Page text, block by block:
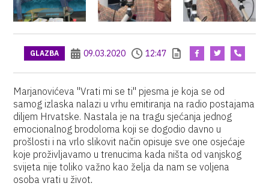
GLAZBA 09.03.2020 12:47
Marjanovićeva "Vrati mi se ti" pjesma je koja se od
samog izlaska nalazi u vrhu emitiranja na radio postajama
diljem Hrvatske. Nastala je na tragu sjećanja jednog
emocionalnog brodoloma koji se dogodio davno u
prošlosti i na vrlo slikovit način opisuje sve one osjećaje
koje proživljavamo u trenucima kada ništa od vanjskog
svijeta nije toliko važno kao želja da nam se voljena
osoba vrati u život.